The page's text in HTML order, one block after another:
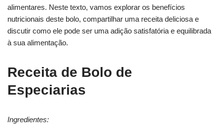
alimentares. Neste texto, vamos explorar os benefícios
nutricionais deste bolo, compartilhar uma receita deliciosa e
discutir como ele pode ser uma adição satisfatória e equilibrada
à sua alimentação.
Receita de Bolo de
Especiarias
Ingredientes: